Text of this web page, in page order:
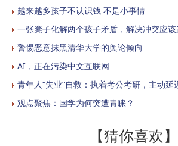
越来越多孩子不认识钱 不是小事情
一张凳子化解两个孩子矛盾，解决冲突应
警惕恶意抹黑清华大学的舆论倾向
AI，正在污染中文互联网
青年人“失业”自救：执着考公考研，主动延
观点聚焦：国学为何突遭青睐？
【猜你喜欢】